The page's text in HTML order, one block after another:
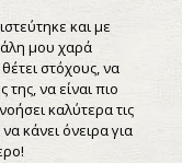
και με
μου χαρά
στόχους, να
να είναι πιο
καλύτερα τις
κάνει όνειρα για